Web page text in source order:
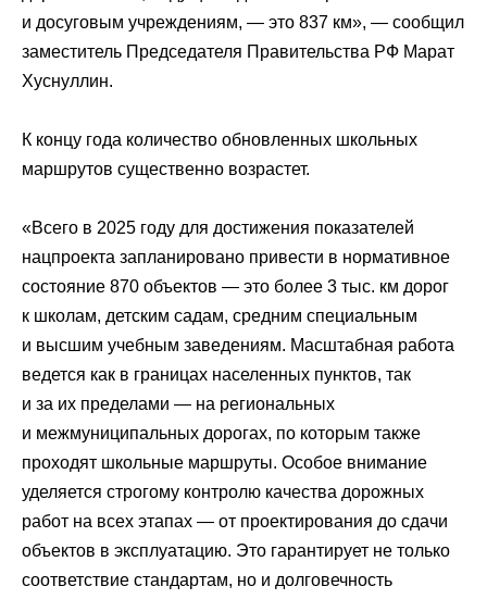
и досуговым учреждениям, — это 837 км», ― сообщил
заместитель Председателя Правительства РФ Марат
Хуснуллин.
К концу года количество обновленных школьных
маршрутов существенно возрастет.
«Всего в 2025 году для достижения показателей
нацпроекта запланировано привести в нормативное
состояние 870 объектов — это более 3 тыс. км дорог
к школам, детским садам, средним специальным
и высшим учебным заведениям. Масштабная работа
ведется как в границах населенных пунктов, так
и за их пределами — на региональных
и межмуниципальных дорогах, по которым также
проходят школьные маршруты. Особое внимание
уделяется строгому контролю качества дорожных
работ на всех этапах — от проектирования до сдачи
объектов в эксплуатацию. Это гарантирует не только
соответствие стандартам, но и долговечность